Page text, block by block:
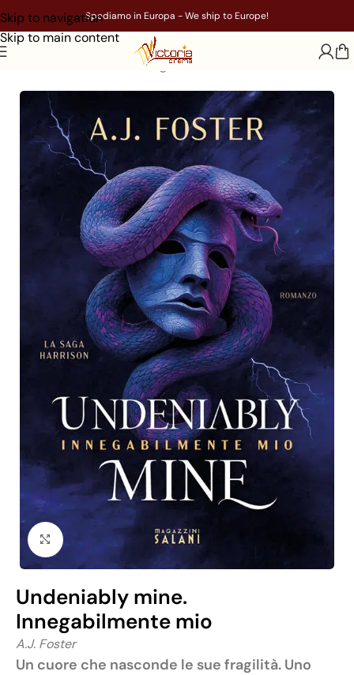
Skip to navigation
Skip to main content
Spediamo in Europa - We ship to Europe!
Young Adult
Click to enlarge
Undeniably mine.
Innegabilmente mio
A.J. Foster
Un cuore che nasconde le sue fragilità. Uno